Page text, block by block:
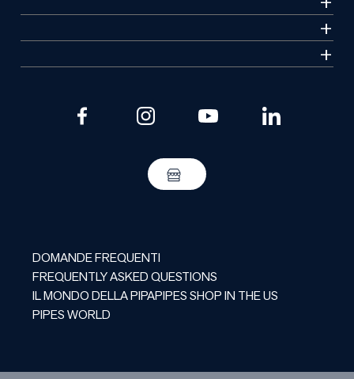
DOMANDE FREQUENTI
FREQUENTLY ASKED QUESTIONS
IL MONDO DELLA PIPAPIPES SHOP IN THE US
PIPES WORLD